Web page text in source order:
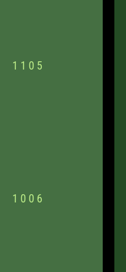
1 1 0 5
1 0 0 6